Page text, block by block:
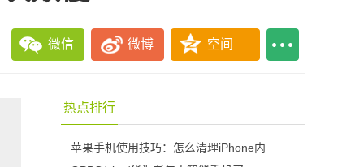
微信 微博 空间
热点排行
苹果手机使用技巧：怎么清理iPhone内